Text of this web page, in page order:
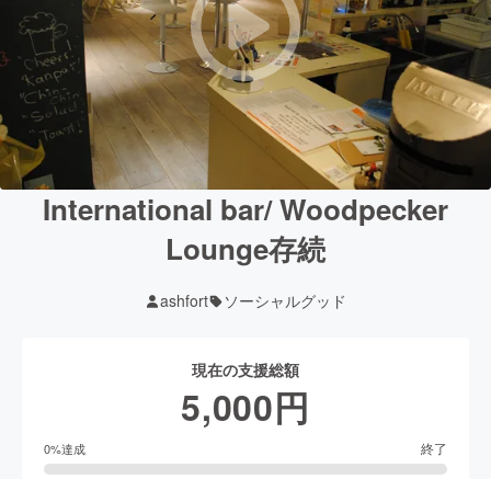
International bar/ Woodpecker
Lounge存続
ashfort ソーシャルグッド
現在の支援総額
5,000円
0%達成 終了